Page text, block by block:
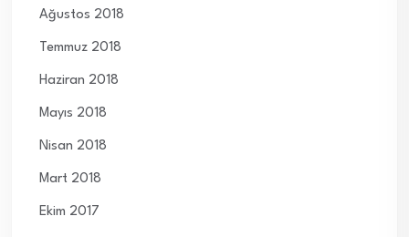
Ağustos 2018
Temmuz 2018
Haziran 2018
Mayıs 2018
Nisan 2018
Mart 2018
Ekim 2017